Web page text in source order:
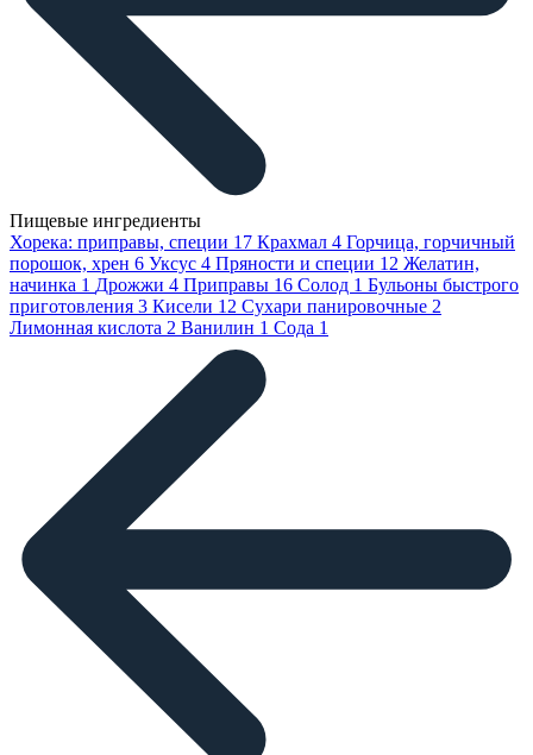
Пищевые ингредиенты
Хорека: приправы, специи 17 Крахмал 4 Горчица, горчичный
порошок, хрен 6 Уксус 4 Пряности и специи 12 Желатин,
начинка 1 Дрожжи 4 Приправы 16 Солод 1 Бульоны быстрого
приготовления 3 Кисели 12 Сухари панировочные 2
Лимонная кислота 2 Ванилин 1 Сода 1